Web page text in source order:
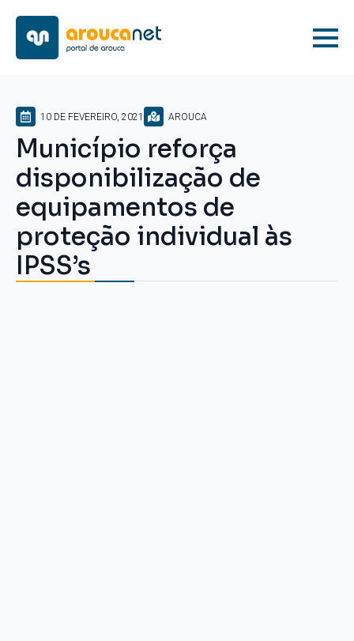
10 DE FEVEREIRO, 2021 AROUCA
Município reforça
disponibilização de
equipamentos de
proteção individual às
IPSS’s